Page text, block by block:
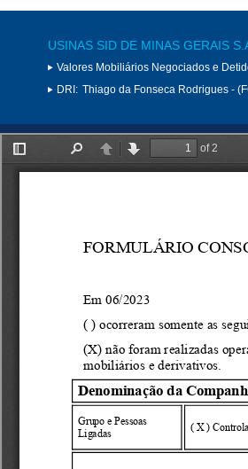
USINAS SID DE MINAS GERAIS
Valores Mobiliários Negociados e
DRI: Thiago da Fonseca Rodrigues -